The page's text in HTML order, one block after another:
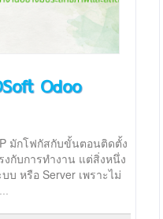
Odoo
มักโฟกัสกับขั้นตอนติดตั้ง
กับการทำงาน แต่สิ่งหนึ่ง
บ หรือ Server เพราะไม่